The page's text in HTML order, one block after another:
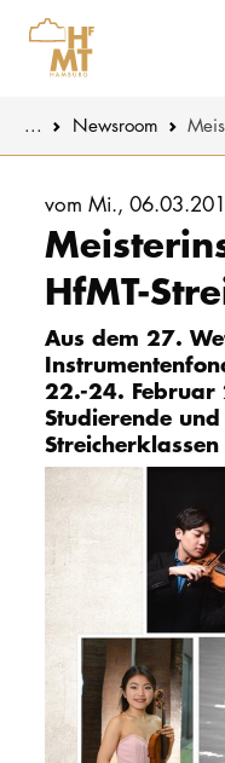
You are here:
... Newsroom
vom Mi.,
HfMT-
Aus dem 27.
22.-24.
Studierende